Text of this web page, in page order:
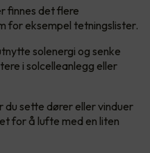
finnes det flere
for eksempel tetningslister.
solenergi og senke
i solcelleanlegg eller
du sette dører eller vinduer
for å lufte med en liten